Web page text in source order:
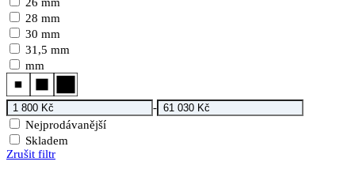
28 mm
30 mm
31,5 mm
mm
-
Nejprodávanější
Skladem
Zrušit filtr